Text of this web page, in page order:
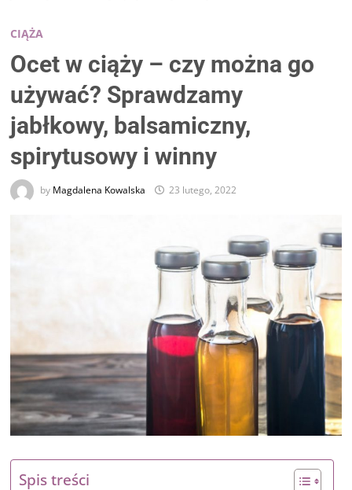
CIĄŻA
Ocet w ciąży – czy można go
używać? Sprawdzamy
jabłkowy, balsamiczny,
spirytusowy i winny
by Magdalena Kowalska 23 lutego, 2022
Spis treści